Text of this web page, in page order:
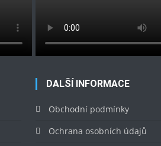
DALŠÍ INFORMACE
Obchodní podmínky
Ochrana osobních údajů